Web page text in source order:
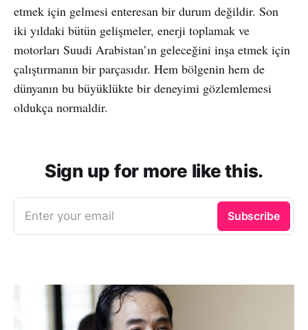
etmek için gelmesi enteresan bir durum değildir. Son
iki yıldaki bütün gelişmeler, enerji toplamak ve
motorları Suudi Arabistan’ın geleceğini inşa etmek için
çalıştırmanın bir parçasıdır. Hem bölgenin hem de
dünyanın bu büyüklükte bir deneyimi gözlemlemesi
oldukça normaldir.
Sign up for more like this.
Enter your email Subscribe